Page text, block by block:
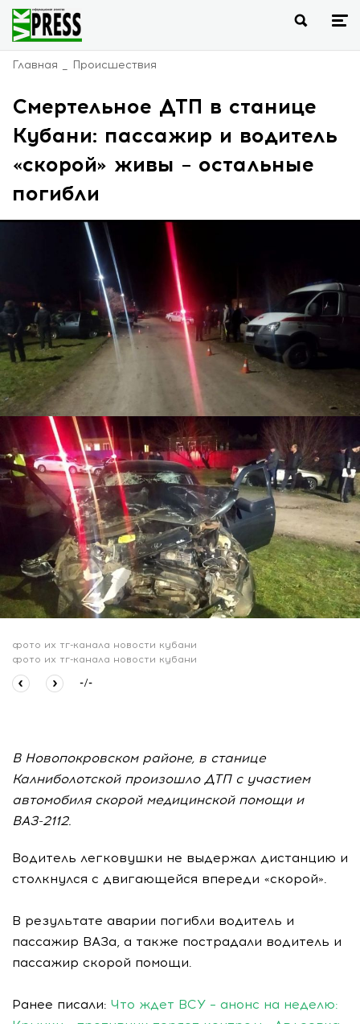
Главная Происшествия
Смертельное ДТП в станице
Кубани: пассажир и водитель
«скорой» живы – остальные
погибли
фото их тг-канала новости кубани
фото их тг-канала новости кубани
-/-
В Новопокровском районе, в станице
Калниболотской произошло ДТП с участием
автомобиля скорой медицинской помощи и
ВАЗ-2112.
Водитель легковушки не выдержал дистанцию и
столкнулся с двигающейся впереди «скорой».
В результате аварии погибли водитель и
пассажир ВАЗа, а также пострадали водитель и
пассажир скорой помощи.
Ранее писали: Что ждет ВСУ – анонс на неделю: